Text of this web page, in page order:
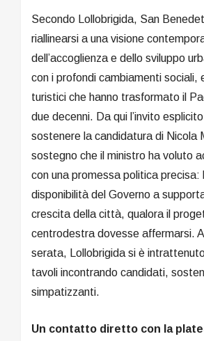
Secondo Lollobrigida, San
riallinearsi a una visione
dell’accoglienza e dello sviluppo
con i profondi cambiamenti sociali,
turistici che hanno trasformato il
due decenni. Da qui l’invito
sostenere la candidatura di Nicola
sostegno che il ministro ha voluto
con una promessa politica precisa:
disponibilità del Governo a
crescita della città, qualora il
centrodestra dovesse affermarsi.
serata, Lollobrigida si è
tavoli incontrando candidati,
simpatizzanti.
Un contatto diretto con la